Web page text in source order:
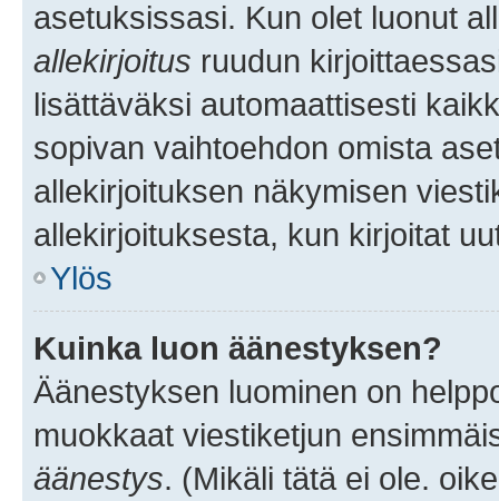
asetuksissasi. Kun olet luonut
allekirjoitus ruudun
lisättäväksi automaattisesti
sopivan vaihtoehdon omista
allekirjoituksen näkymisen
allekirjoituksesta, kun kirjoitat
Ylös
Kuinka luon äänestyksen?
Äänestyksen luominen on
muokkaat viestiketjun
äänestys. (Mikäli tätä ei ole.